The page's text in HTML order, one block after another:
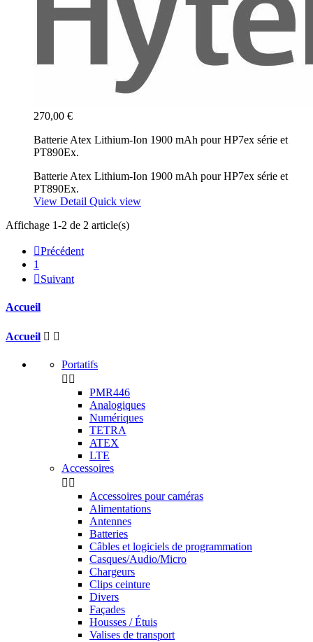
270,00 €
Batterie Atex Lithium-Ion 1900 mAh pour HP7ex série et
PT890Ex.
Batterie Atex Lithium-Ion 1900 mAh pour HP7ex série et
PT890Ex.
View Detail Quick view
Affichage 1-2 de 2 article(s)
Précédent
1
Suivant
Accueil
Accueil  
Portatifs
 
PMR446
Analogiques
Numériques
TETRA
ATEX
LTE
Accessoires
 
Accessoires pour caméras
Alimentations
Antennes
Batteries
Câbles et logiciels de programmation
Casques/Audio/Micro
Chargeurs
Clips ceinture
Divers
Façades
Housses / Étuis
Valises de transport